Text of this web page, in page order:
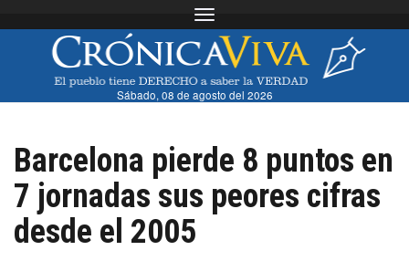
Toggle navigation
Sábado, 08 de agosto del 2026
Barcelona pierde 8 puntos en
7 jornadas sus peores cifras
desde el 2005